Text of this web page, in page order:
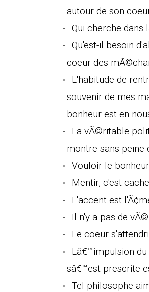
autour de son
Qui cherche
Qu'est-il besoin
coeur des
L'habitude de
souvenir de mes
bonheur est en
La vÃ©ritable
montre sans peine
Vouloir le
Mentir, c'est
L'accent est
Il n'y a pas de
Le coeur
Lâ€™impulsion
sâ€™est prescrite
Tel philosophe